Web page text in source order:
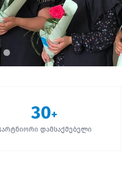
30+
დამსაქმებელი